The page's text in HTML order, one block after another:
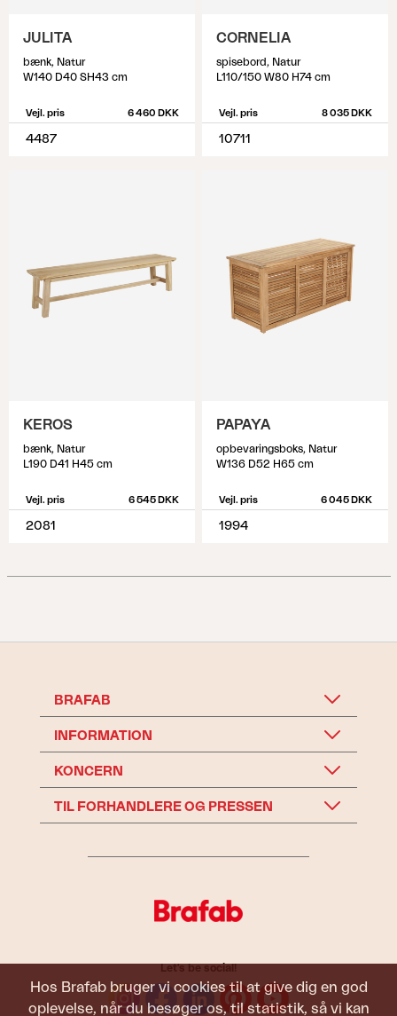
Hos Brafab bruger vi cookies til at give dig en god
oplevelse, når du besøger os, til statistik, så vi kan
JULITA
bænk, Natur
W140 D40 SH43 cm
Vejl. pris 6 460 DKK
4487
CORNELIA
spisebord, Natur
L110/150 W80 H74 cm
Vejl. pris 8 035 DKK
10711
KEROS
bænk, Natur
L190 D41 H45 cm
Vejl. pris 6 545 DKK
2081
PAPAYA
opbevaringsboks, Natur
W136 D52 H65 cm
Vejl. pris 6 045 DKK
1994
BRAFAB
INFORMATION
KONCERN
TIL FORHANDLERE OG PRESSEN
Let's be social!